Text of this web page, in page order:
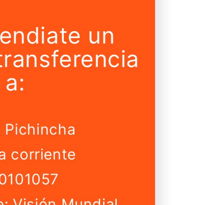
un
a:
Pichincha
corriente